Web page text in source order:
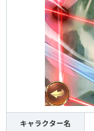
キャラクター名